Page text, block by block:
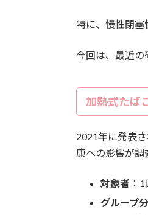
特に、慢性閉塞
今回は、最近の
加熱式たば
2021年に発表
康への影響が調
対象者 ：
グループ